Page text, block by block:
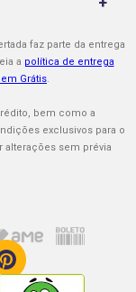
faz parte da entrega
a política de entrega
Grátis.
bem como a
exclusivos para o
alterações sem prévia